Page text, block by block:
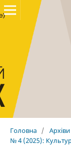
Головна / Архіви
№ 4 (2025):